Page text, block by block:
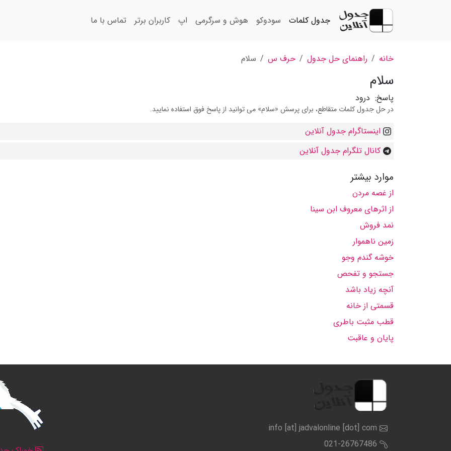
جدول کلمات سودوکو هوش و سرگرمی اپ کاربران برتر تماس با ما
خانه راهنمای حل جدول حرف س سلام
سلام
پاسخ: درود
در حل جدول کلمات متقاطع، برای پرسش «سلام» می توانید از پاسخ فوق استفاده نمایید.
اینستاگرام جدول آنلاین
کانال تلگرام جدول آنلاین
موارد بیشتر
از غصه مردن
از اثرهای معروف ابن سینا
نمد فروش
زمین ناهموار
خوشه گندم وجو
جستجو و تفحص
آنچه زیاد باشد
قسمتی از خانه
قطب مثبت باطری
پایان و عاقبت
info [at] jadvalonline [dot] com
021-26767486